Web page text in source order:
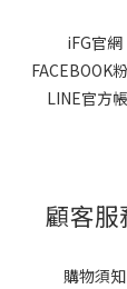
iFG官網
FACEBOOK
LINE官方
顧客服
購物須知